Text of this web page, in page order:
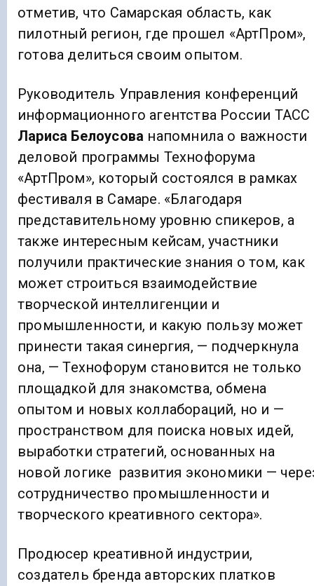
отметив, что Самарская область, как
пилотный регион, где прошел «АртПром»,
готова делиться своим опытом.
Руководитель Управления конференций
информационного агентства России ТАСС
Лариса Белоусова напомнила о важности
деловой программы Технофорума
«АртПром», который состоялся в рамках
фестиваля в Самаре. «Благодаря
представительному уровню спикеров, а
также интересным кейсам, участники
получили практические знания о том, как
может строиться взаимодействие
творческой интеллигенции и
промышленности, и какую пользу может
принести такая синергия, — подчеркнула
она, — Технофорум становится не только
площадкой для знакомства, обмена
опытом и новых коллабораций, но и —
пространством для поиска новых идей,
выработки стратегий, основанных на
новой логике развития экономики —
сотрудничество промышленности и
творческого креативного сектора».
Продюсер креативной индустрии,
создатель бренда авторских платков